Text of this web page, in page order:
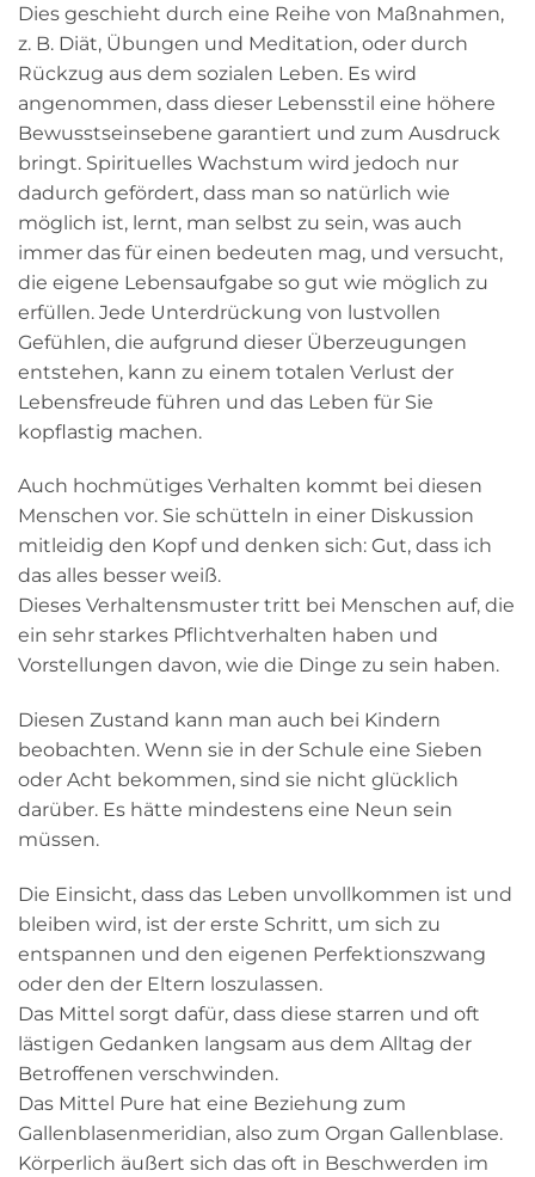
Dies geschieht durch eine Reihe von Maßnahmen,
z. B. Diät, Übungen und Meditation, oder durch
Rückzug aus dem sozialen Leben. Es wird
angenommen, dass dieser Lebensstil eine höhere
Bewusstseinsebene garantiert und zum Ausdruck
bringt. Spirituelles Wachstum wird jedoch nur
dadurch gefördert, dass man so natürlich wie
möglich ist, lernt, man selbst zu sein, was auch
immer das für einen bedeuten mag, und versucht,
die eigene Lebensaufgabe so gut wie möglich zu
erfüllen. Jede Unterdrückung von lustvollen
Gefühlen, die aufgrund dieser Überzeugungen
entstehen, kann zu einem totalen Verlust der
Lebensfreude führen und das Leben für Sie
kopflastig machen.
Auch hochmütiges Verhalten kommt bei diesen
Menschen vor. Sie schütteln in einer Diskussion
mitleidig den Kopf und denken sich: Gut, dass ich
das alles besser weiß.
Dieses Verhaltensmuster tritt bei Menschen auf, die
ein sehr starkes Pflichtverhalten haben und
Vorstellungen davon, wie die Dinge zu sein haben.
Diesen Zustand kann man auch bei Kindern
beobachten. Wenn sie in der Schule eine Sieben
oder Acht bekommen, sind sie nicht glücklich
darüber. Es hätte mindestens eine Neun sein
müssen.
Die Einsicht, dass das Leben unvollkommen ist und
bleiben wird, ist der erste Schritt, um sich zu
entspannen und den eigenen Perfektionszwang
oder den der Eltern loszulassen.
Das Mittel sorgt dafür, dass diese starren und oft
lästigen Gedanken langsam aus dem Alltag der
Betroffenen verschwinden.
Das Mittel Pure hat eine Beziehung zum
Gallenblasenmeridian, also zum Organ Gallenblase.
Körperlich äußert sich das oft in Beschwerden im